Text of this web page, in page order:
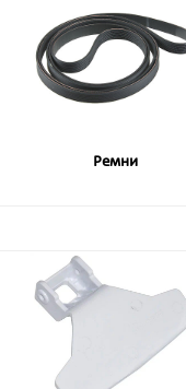
Ремни